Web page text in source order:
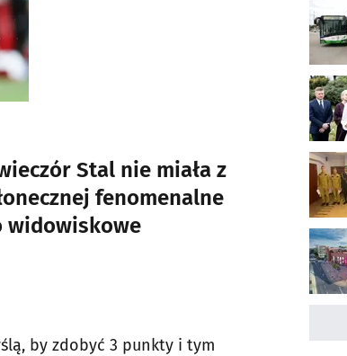
Stal nie miała z
fenomenalne
widowiskowe
by zdobyć 3 punkty i tym